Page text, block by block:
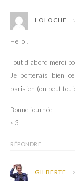
LOLOCHE
Hello !
Tout d’abord merci
Je porterais bien
parisien (on peut
Bonne journée
<3
RÉPONDRE
GILBERTE